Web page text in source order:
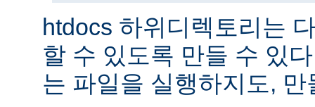
htdocs 하위디렉토리는
할 수 있도록 만들 수 있
는 파일을 실행하지도,